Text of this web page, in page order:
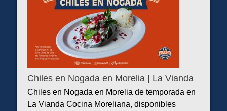
Chiles en Nogada en Morelia | La Vianda
Chiles en Nogada en Morelia de temporada en
La Vianda Cocina Moreliana, disponibles